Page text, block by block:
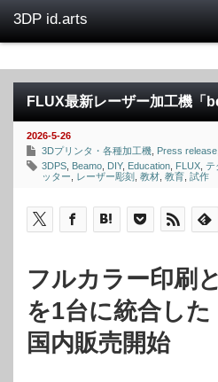
FLUX最新レーザー加工機「
2026-5-26
3Dプリンタ・各種加工機 Press release
3DPS Beamo DIY, Education FLUX テ
ッター
レーザー彫刻 教材 教育 試作
フルカラー印刷
を1台に統合した
国内販売開始